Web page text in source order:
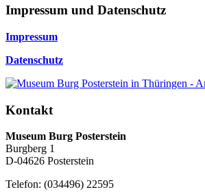
Impressum und Datenschutz
Impressum
Datenschutz
Kontakt
Museum Burg Posterstein
Burgberg 1
D-04626 Posterstein
Telefon: (034496) 22595